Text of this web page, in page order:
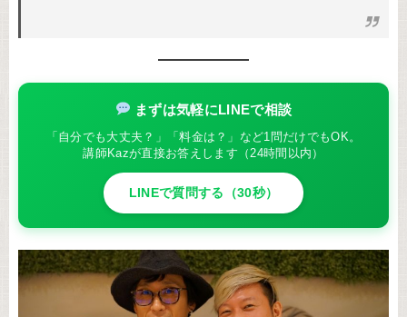
まずは気軽にLINEで相談
「自分でも大丈夫？」「料金は？」など1問だけでもOK。
講師Kazが直接お答えします（24時間以内）
LINEで質問する（30秒）